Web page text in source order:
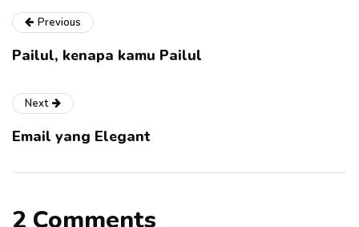
Previous
Pailul, kenapa kamu Pailul
Next
Email yang Elegant
2 Comments